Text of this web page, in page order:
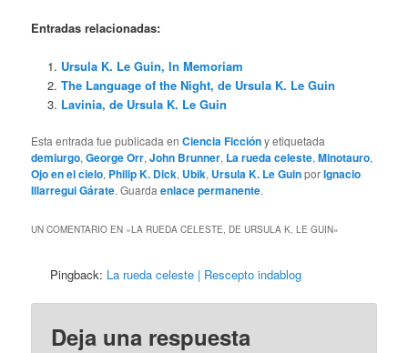
Entradas relacionadas:
Ursula K. Le Guin, In Memoriam
The Language of the Night, de Ursula K. Le Guin
Lavinia, de Ursula K. Le Guin
Esta entrada fue publicada enCiencia Ficcióny etiquetada
demiurgo,George Orr,John Brunner, La rueda celeste,Minotauro,
Ojo en el cielo, Philip K. Dick, Ubik, Ursula K. Le GuinporIgnacio
Illarregui Gárate. Guardaenlace permanente.
UN COMENTARIO EN «LA RUEDA CELESTE, DE URSULA K. LE GUIN»
Pingback: La rueda celeste | Rescepto indablog
Deja una respuesta